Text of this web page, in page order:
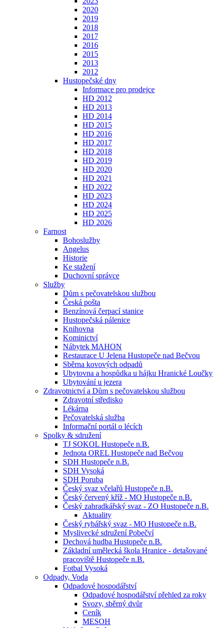
2020
2019
2018
2017
2016
2015
2013
2012
Hustopečské dny
Informace pro prodejce
HD 2012
HD 2013
HD 2014
HD 2015
HD 2016
HD 2017
HD 2018
HD 2019
HD 2020
HD 2021
HD 2022
HD 2023
HD 2024
HD 2025
HD 2026
Farnost
Bohoslužby
Angelus
Historie
Ke stažení
Duchovní správce
Služby
Dům s pečovatelskou službou
Česká pošta
Benzínová čerpací stanice
Hustopečská pálenice
Knihovna
Kominictví
Nábytek MAHON
Restaurace U Jelena Hustopeče nad Bečvou
Sběrna kovových odpadů
Ubytovna a hospůdka u hájku Hranické Loučky
Ubytování u jezera
Zdravotnictví a Dům s pečovatelskou službou
Zdravotní středisko
Lékárna
Pečovatelská služba
Informační portál o lécích
Spolky & sdružení
TJ SOKOL Hustopeče n.B.
Jednota OREL Hustopeče nad Bečvou
SDH Hustopeče n.B.
SDH Vysoká
SDH Poruba
Český svaz včelařů Hustopeče n.B.
Český červený kříž - MO Hustopeče n.B.
Český zahradkářský svaz - ZO Hustopeče n.B.
Aktuality
Český rybářský svaz - MO Hustopeče n.B.
Myslivecké sdružení Pobečví
Dechová hudba Hustopeče n.B.
Základní umělecká škola Hranice - detašované
pracoviště Hustopeče n.B.
Fotbal Vysoká
Odpady, Voda
Odpadové hospodářství
Odpadové hospodářství přehled za roky
Svozy, sběrný dvůr
Ceník
MESOH